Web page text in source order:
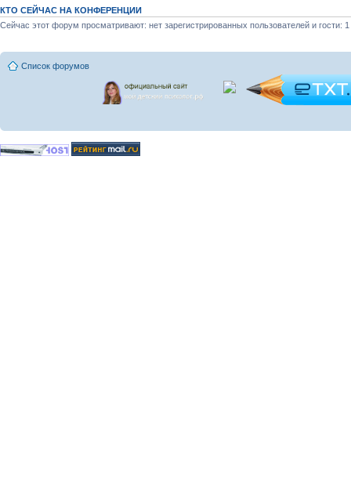
КТО СЕЙЧАС НА КОНФЕРЕНЦИИ
Сейчас этот форум просматривают: нет зарегистрированных пользователей и гости: 1
Список форумов